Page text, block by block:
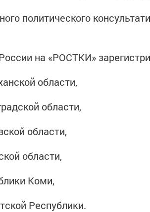
политического
на «РОСТКИ»
области,
области,
области,
области,
Коми,
Республики.